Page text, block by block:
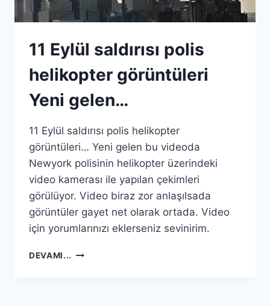
11 Eylül saldırısı polis
helikopter görüntüleri
Yeni gelen…
11 Eylül saldırısı polis helikopter
görüntüleri… Yeni gelen bu videoda
Newyork polisinin helikopter üzerindeki
video kamerası ile yapılan çekimleri
görülüyor. Video biraz zor anlaşılsada
görüntüler gayet net olarak ortada. Video
için yorumlarınızı eklerseniz sevinirim.
DEVAMI... 11